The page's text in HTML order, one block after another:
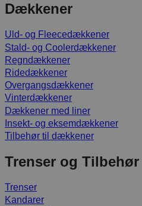
Dækkener
Uld- og Fleecedækkener
Stald- og Coolerdækkener
Regndækkener
Ridedækkener
Overgangsdækkener
Vinterdækkener
Dækkener med liner
Insekt- og eksemdækkener
Tilbehør til dækkener
Trenser og Tilbehør
Trenser
Kandarer